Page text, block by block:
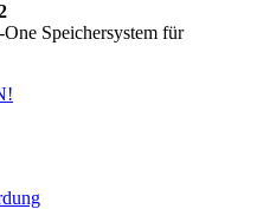
Speichersystem für